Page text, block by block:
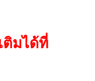
ติมได้ที่